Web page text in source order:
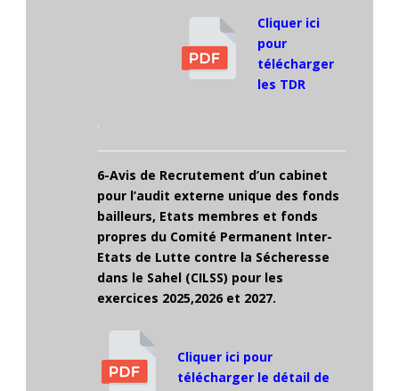
Cliquer ici
pour
télécharger
les TDR
.
6-Avis de Recrutement d’un cabinet
pour l’audit externe unique des fonds
bailleurs, Etats membres et fonds
propres du Comité Permanent Inter-
Etats de Lutte contre la Sécheresse
dans le Sahel (CILSS) pour les
exercices 2025,2026 et 2027.
Cliquer ici pour
télécharger le détail de